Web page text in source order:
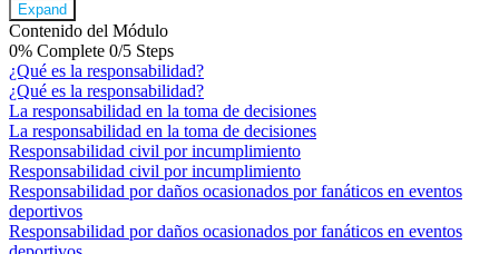
Expand
Contenido del Módulo
0% Complete 0/5 Steps
¿Qué es la responsabilidad?
¿Qué es la responsabilidad?
La responsabilidad en la toma de decisiones
La responsabilidad en la toma de decisiones
Responsabilidad civil por incumplimiento
Responsabilidad civil por incumplimiento
Responsabilidad por daños ocasionados por fanáticos en eventos
deportivos
Responsabilidad por daños ocasionados por fanáticos en eventos